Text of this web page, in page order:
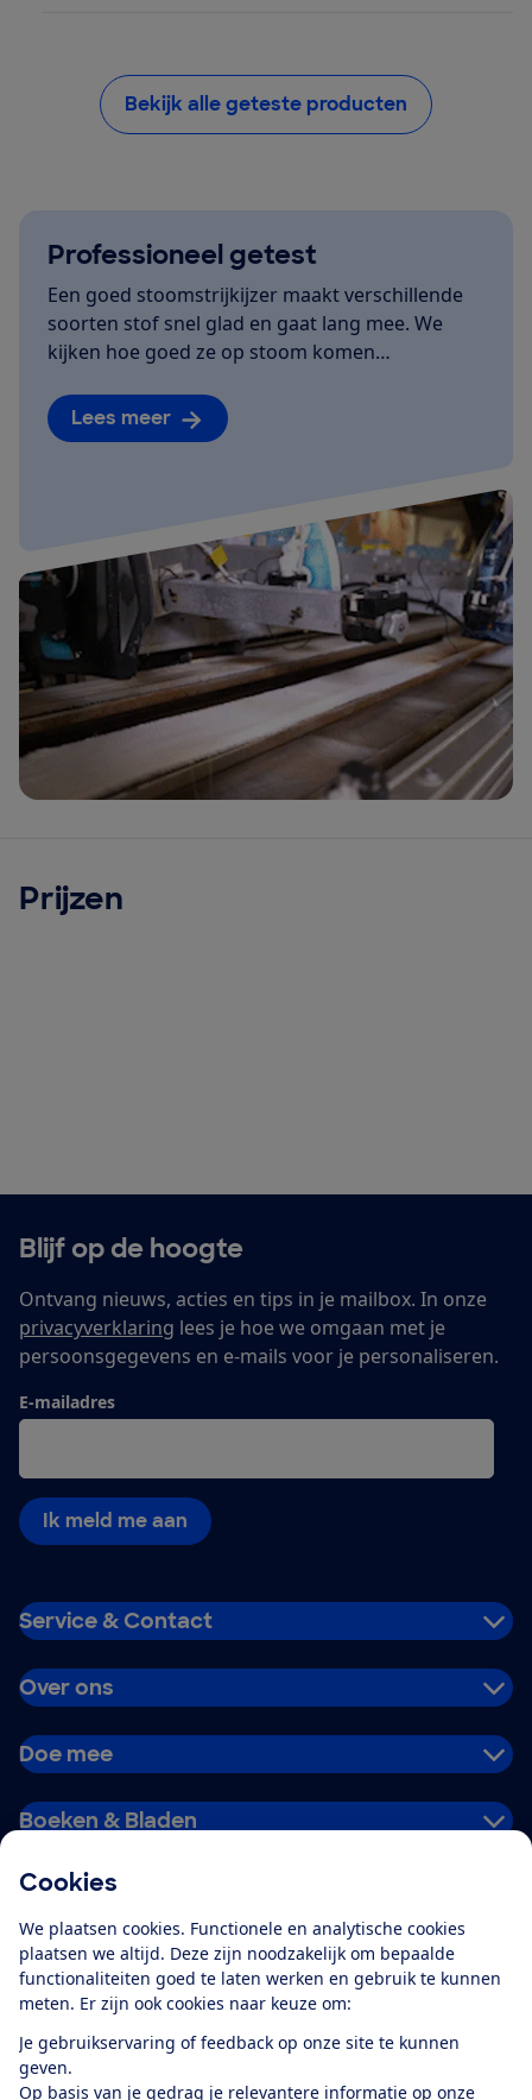
Cookies
We plaatsen cookies. Functionele en analytische cookies
plaatsen we altijd. Deze zijn noodzakelijk om bepaalde
functionaliteiten goed te laten werken en gebruik te kunnen
meten. Er zijn ook cookies naar keuze om:
Je gebruikservaring of feedback op onze site te kunnen
geven.
Op basis van je gedrag je relevantere informatie op onze
Bekijk alle geteste producten
Professioneel getest
Een goed stoomstrijkijzer maakt verschillende
soorten stof snel glad en gaat lang mee. We
kijken hoe goed ze op stoom komen…
Lees meer
Prijzen
Blijf op de hoogte
Ontvang nieuws, acties en tips in je mailbox. In onze
privacyverklaring lees je hoe we omgaan met je
persoonsgegevens en e-mails voor je personaliseren.
E-mailadres
Ik meld me aan
Service & Contact
Over ons
Doe mee
Boeken & Bladen
Alles over de
app